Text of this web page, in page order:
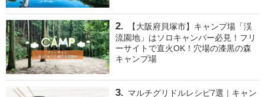
【大阪府貝塚市】キャンプ場「渓
流園地」はソロキャンパー必見！フリ
ーサイトで直火OK！穴場の漆黒の森
キャンプ場
マルチグリドルレシピ7選｜キャン